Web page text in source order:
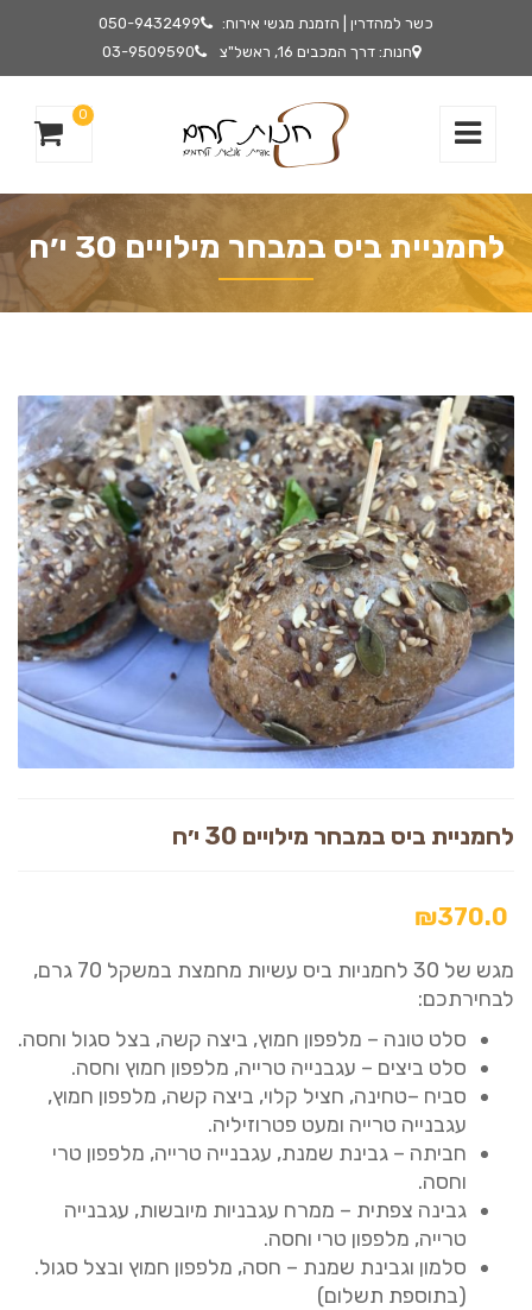
כשר למהדרין | הזמנת מגשי אירוח:
050-9432499
חנות: דרך המכבים 16, ראשל"צ
03-9509590
0
לחמניית ביס במבחר מילויים 30 י׳ח
לחמניית ביס במבחר מילויים 30 י׳ח
₪370.0
מגש של 30 לחמניות ביס עשיות מחמצת במשקל 70 גרם,
לבחירתכם:
סלט טונה – מלפפון חמוץ, ביצה קשה, בצל סגול וחסה.
סלט ביצים – עגבנייה טרייה, מלפפון חמוץ וחסה.
סביח –טחינה, חציל קלוי, ביצה קשה, מלפפון חמוץ,
עגבנייה טרייה ומעט פטרוזיליה.
חביתה – גבינת שמנת, עגבנייה טרייה, מלפפון טרי
וחסה.
גבינה צפתית – ממרח עגבניות מיובשות, עגבנייה
טרייה, מלפפון טרי וחסה.
סלמון וגבינת שמנת – חסה, מלפפון חמוץ ובצל סגול.
(בתוספת תשלום)